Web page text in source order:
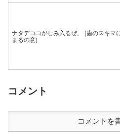
ナタデココがしみ入るぜ。 (歯のスキマ
まるの意)
コメント
コメントを